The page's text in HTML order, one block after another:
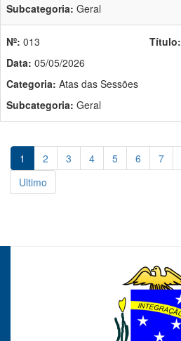
Subcategoria: Geral
Nº: 013
Data: 05/05/2026
Categoria: Atas das Sessões
Subcategoria: Geral
Título:
1 2 3 4 5 6 7
Ultimo